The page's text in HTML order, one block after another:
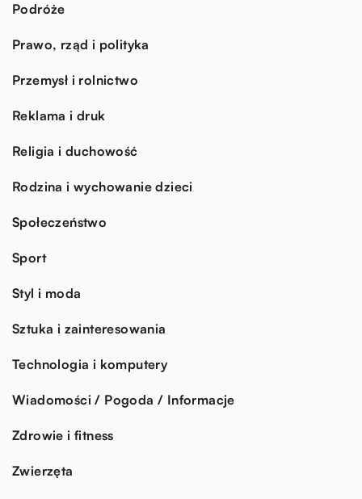
Podróże
Prawo, rząd i polityka
Przemysł i rolnictwo
Reklama i druk
Religia i duchowość
Rodzina i wychowanie dzieci
Społeczeństwo
Sport
Styl i moda
Sztuka i zainteresowania
Technologia i komputery
Wiadomości / Pogoda / Informacje
Zdrowie i fitness
Zwierzęta